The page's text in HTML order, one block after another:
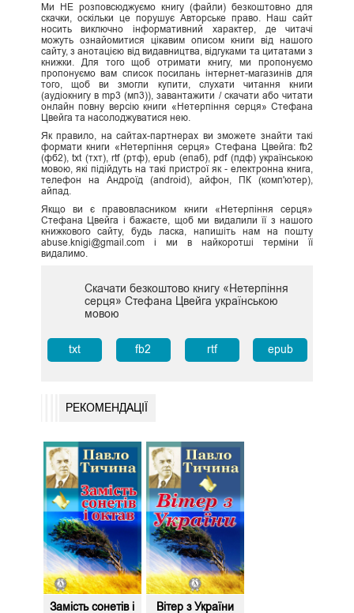
Ми НЕ розповсюджуємо книгу (файли) безкоштовно для
скачки, оскільки це порушує Авторське право. Наш сайт
носить виключно інформативний характер, де читачі
можуть ознайомитися цікавим описом книги від нашого
сайту, з анотацією від видавництва, відгуками та цитатами з
книжки. Для того щоб отримати книгу, ми пропонуємо
пропонуємо вам список посилань інтернет-магазинів для
того, щоб ви змогли купити, слухати читання книги
(аудіокнигу в mp3 (мп3)), завантажити / скачати або читати
онлайн повну версію книги «Нетерпіння серця» Стефана
Цвейга та насолоджуватися нею.
Як правило, на сайтах-партнерах ви зможете знайти такі
формати книги «Нетерпіння серця» Стефана Цвейга: fb2
(фб2), txt (тхт), rtf (ртф), epub (епаб), pdf (пдф) українською
мовою, які підійдуть на такі пристрої як - електронна книга,
телефон на Андроїд (android), айфон, ПК (комп'ютер),
айпад.
Якщо ви є правовласником книги «Нетерпіння серця»
Стефана Цвейга і бажаєте, щоб ми видалили її з нашого
книжкового сайту, будь ласка, напишіть нам на пошту
abuse.knigi@gmail.com і ми в найкоротші терміни її
видалимо.
Скачати безкоштово книгу «Нетерпіння
серця» Стефана Цвейга українською
мовою
txt fb2 rtf epub
РЕКОМЕНДАЦІЇ
Замість сонетів і
Вітер з України